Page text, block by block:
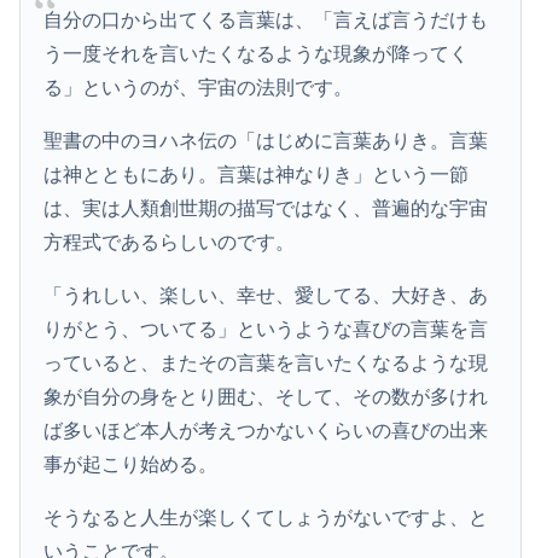
自分の口から出てくる言葉は、「言えば言うだけも
う一度それを言いたくなるような現象が降ってく
る」というのが、宇宙の法則です。
聖書の中のヨハネ伝の「はじめに言葉ありき。言葉
は神とともにあり。言葉は神なりき」という一節
は、実は人類創世期の描写ではなく、普遍的な宇宙
方程式であるらしいのです。
「うれしい、楽しい、幸せ、愛してる、大好き、あ
りがとう、ついてる」というような喜びの言葉を言
っていると、またその言葉を言いたくなるような現
象が自分の身をとり囲む、そして、その数が多けれ
ば多いほど本人が考えつかないくらいの喜びの出来
事が起こり始める。
そうなると人生が楽しくてしょうがないですよ、と
いうことです。